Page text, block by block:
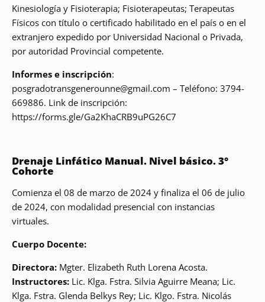
Kinesiología y Fisioterapia; Fisioterapeutas; Terapeutas
Físicos con título o certificado habilitado en el país o en el
extranjero expedido por Universidad Nacional o Privada,
por autoridad Provincial competente.
Informes e inscripción:
posgradotransgenerounne@gmail.com – Teléfono: 3794-
669886. Link de inscripción:
https://forms.gle/Ga2KhaCRB9uPG26C7
Drenaje Linfático Manual. Nivel básico. 3°
Cohorte
Comienza el 08 de marzo de 2024 y finaliza el 06 de julio
de 2024, con modalidad presencial con instancias
virtuales.
Cuerpo Docente:
Directora: Mgter. Elizabeth Ruth Lorena Acosta.
Instructores: Lic. Klga. Fstra. Silvia Aguirre Meana; Lic.
Klga. Fstra. Glenda Belkys Rey; Lic. Klgo. Fstra. Nicolás